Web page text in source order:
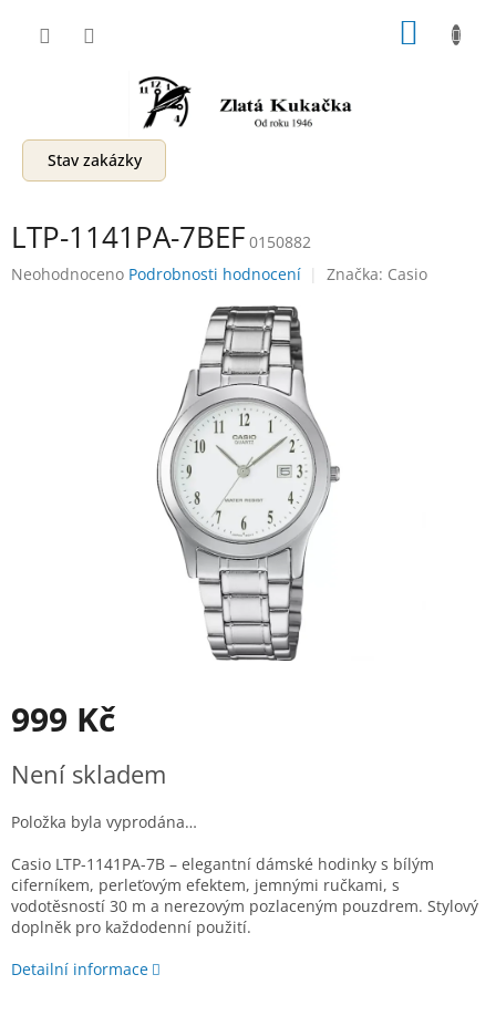
Stav zakázky
LTP-1141PA-7BEF 0150882
Průměrné
Neohodnoceno Podrobnosti hodnocení Značka: Casio
999 Kč
cena:
Není skladem
Položka byla vyprodána…
Casio LTP-1141PA-7B – elegantní dámské hodinky s bílým
ciferníkem, perleťovým efektem, jemnými ručkami, s
vodotěsností 30 m a nerezovým pozlaceným pouzdrem. Stylový
doplněk pro každodenní použití.
Detailní informace